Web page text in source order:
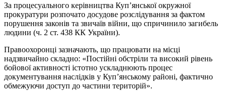
За процесуального керівництва Куп’янської окружної
прокуратури розпочато досудове розслідування за фактом
порушення законів та звичаїв війни, що спричинило загибель
людини (ч. 2 ст. 438 КК України).
Правоохоронці зазначають, що працювати на місці
надзвичайно складно: «Постійні обстріли та високий рівень
бойової активності істотно ускладнюють процес
документування наслідків у Куп’янському районі, фактично
обмежуючи доступ до частини територій».